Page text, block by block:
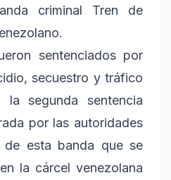
criminal Tren de
sentenciados por
secuestro y tráfico
la segunda sentencia
por las autoridades
esta banda que se
la cárcel venezolana